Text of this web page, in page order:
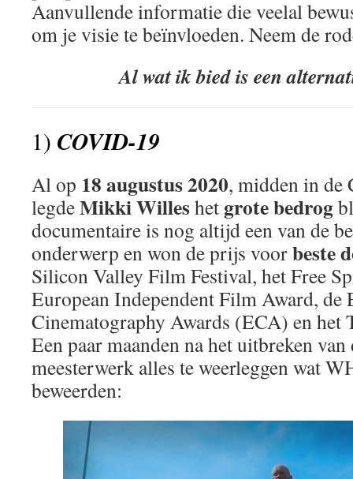
Aanvullende informatie die veelal
om je visie te beïnvloeden. Neem de
Al wat ik bied is een
1) COVID-19
Al op 18 augustus 2020, midden in de
legdeMikki Willeshet grote bedrog
documentaire is nog altijd een van de
onderwerp en won de prijs voorbeste
Silicon Valley Film Festival, het Free
European Independent Film Award, de
Cinematography Awards (ECA) en het
Een paar maanden na het uitbreken
meesterwerk alles te weerleggen wat
beweerden: